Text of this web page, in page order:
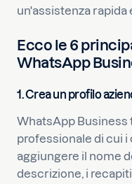
un'assistenza rapida
Ecco le 6
WhatsApp
1. Crea un profilo
WhatsApp Business
professionale di cui
aggiungere il nome
descrizione, i